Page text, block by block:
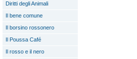
Diritti degli Animali
Il bene comune
Il borsino rossonero
Il Poussa Café
Il rosso e il nero